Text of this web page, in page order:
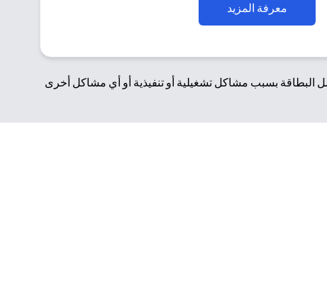
معرفة المزيد
بسبب مشاكل تشغيلية أو تنفيذية أو أي مشاكل أخرى